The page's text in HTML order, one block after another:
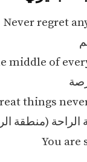
Never regret
middle of
things
الراحة (منطقة
You are